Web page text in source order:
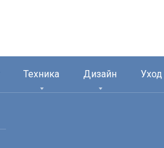
Техника Дизайн Уход